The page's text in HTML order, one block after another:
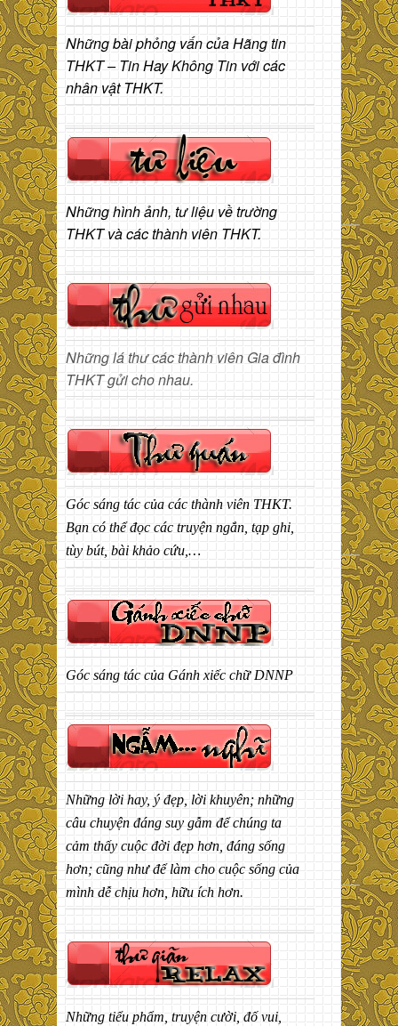
Những bài phỏng vấn của Hãng tin
THKT – Tin Hay Không Tin với các
nhân vật THKT.
Những hình ảnh, tư liệu về trường
THKT và các thành viên THKT.
Những lá thư các thành viên Gia đình
THKT gửi cho nhau.
Góc sáng tác của các thành viên THKT.
Bạn có thể đọc các truyện ngắn, tạp ghi,
tùy bút, bài khảo cứu,…
Góc sáng tác của Gánh xiếc chữ DNNP
Những lời hay, ý đẹp, lời khuyên; những
câu chuyện đáng suy gẫm để chúng ta
cảm thấy cuộc đời đẹp hơn, đáng sống
hơn; cũng như để làm cho cuộc sống của
mình dễ chịu hơn, hữu ích hơn.
Những tiểu phẩm, truyện cười, đố vui,